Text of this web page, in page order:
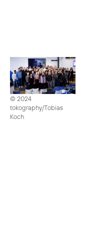
© 2024
tokography/Tobias
Koch